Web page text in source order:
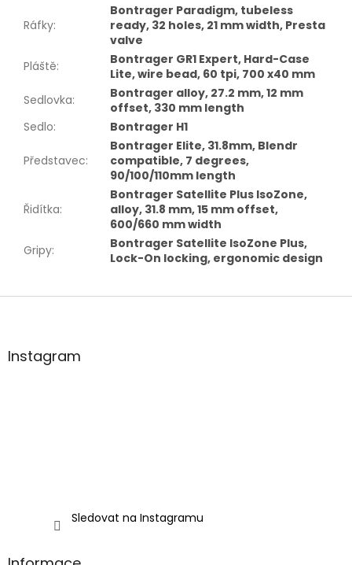
Ráfky:
Bontrager Paradigm, tubeless
ready, 32 holes, 21 mm width, Presta
valve
Pláště:
Bontrager GR1 Expert, Hard-Case
Lite, wire bead, 60 tpi, 700 x40 mm
Sedlovka:
Bontrager alloy, 27.2 mm, 12 mm
offset, 330 mm length
Sedlo: Bontrager H1
Představec:
Bontrager Elite, 31.8mm, Blendr
compatible, 7 degrees,
90/100/110mm length
Řidítka:
Bontrager Satellite Plus IsoZone,
alloy, 31.8 mm, 15 mm offset,
600/660 mm width
Gripy:
Bontrager Satellite IsoZone Plus,
Lock-On locking, ergonomic design
Z
aInstagram
Sledovat na Instagramu